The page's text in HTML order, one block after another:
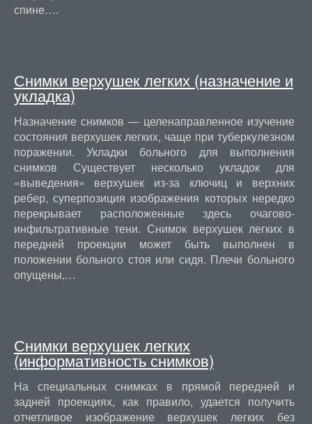
спине….
Снимки верхушек легких (назначение и
укладка)
Назначение снимков — целенаправленное изучение
состояния верхушек легких, чаще при туберкулезном
поражении. Укладки больного для выполнения
снимков Существует несколько укладок для
«выведения» верхушек из-за ключиц и верхних
ребер, суперпозиция изображения которых нередко
перекрывает расположенные здесь очагово-
инфильтративные тени. Снимок верхушек легких в
передней проекции может быть выполнен в
положении больного стоя или сидя. Плечи больного
опущены,…
Снимки верхушек легких
(информативность снимков)
На специальных снимках в прямой передней и
задней проекциях, как правило, удается получить
отчетливое изображение верхушек легких без